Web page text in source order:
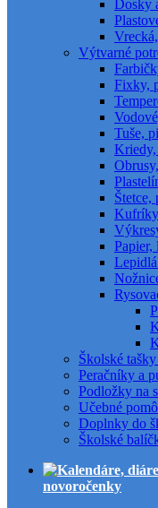
Výtvarné
Fixky,
Tuše,
Kriedy,
Štetce,
Papier,
Školské
Peračníky a
Podložky na
Učebné
Doplnky do
Školské
novoročenky